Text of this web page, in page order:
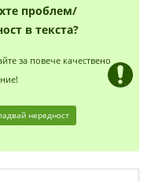
проблем/
в текста?
за повече качествено
нередност